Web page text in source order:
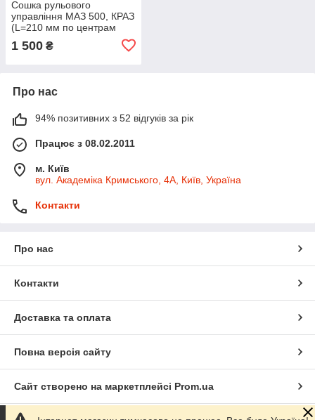
Сошка рульового
управління МАЗ 500, КРАЗ
(L=210 мм по центрам
Н=115) палець 200 (Арт.
500-3401090)
1 500 ₴
Про нас
94% позитивних з 52 відгуків за рік
Працює з 08.02.2011
м. Київ
вул. Академіка Кримського, 4А, Київ, Україна
Контакти
Про нас
Контакти
Доставка та оплата
Повна версія сайту
Сайт створено на маркетплейсі Prom.ua